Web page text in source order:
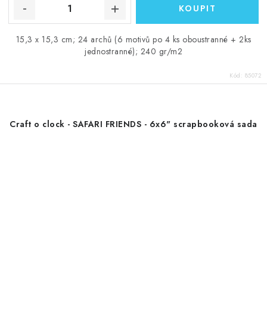
15,3 x 15,3 cm; 24 archů (6 motivů po 4 ks oboustranné + 2ks
jednostranné); 240 gr/m2
Kód: 85072
Craft o clock - SAFARI FRIENDS - 6x6" scrapbooková sada